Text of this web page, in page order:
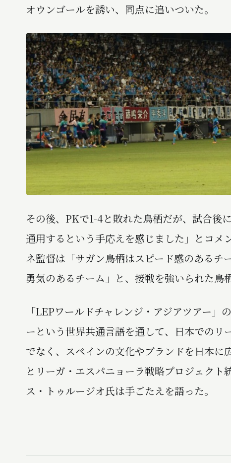
オウンゴールを誘い、同点に追いついた。
その後、PKで1-4と敗れた鳥栖だが、試合後
通用するという手応えを感じました」とコメ
ネ監督は「サガン鳥栖はスピード感のあるチ
勇気のあるチーム」と、接戦を強いられた鳥
「LEPワールドチャレンジ・アジアツアー
ーという世界共通言語を通して、日本での
でなく、スペインの文化やブランドを日本に
とリーガ・エスパニョーラ戦略プロジェクト
ス・トゥルージオ氏は手ごたえを語った。